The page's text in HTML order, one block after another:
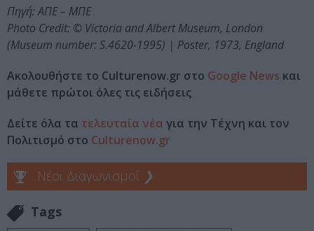
Πηγή: ΑΠΕ – ΜΠΕ
Photo Credit: © Victoria and Albert Museum, London
(Museum number: S.4620-1995) | Poster, 1973, England
Ακολουθήστε το Culturenow.gr στο Google News και
μάθετε πρώτοι όλες τις ειδήσεις
Δείτε όλα τα τελευταία νέα για την Τέχνη και τον
Πολιτισμό στο Culturenow.gr
Νέοι Διαγωνισμοί ❯
Tags